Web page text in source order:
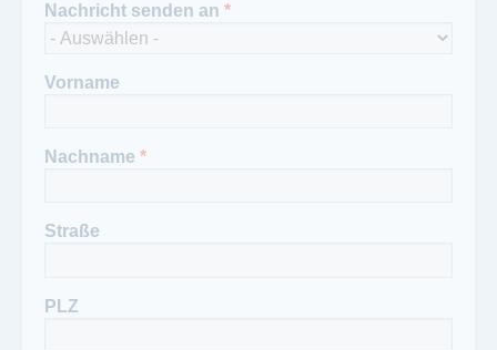
Leserservice
Telefon:
Fax:
Nachricht senden an *
Vorname
Nachname *
Straße
PLZ